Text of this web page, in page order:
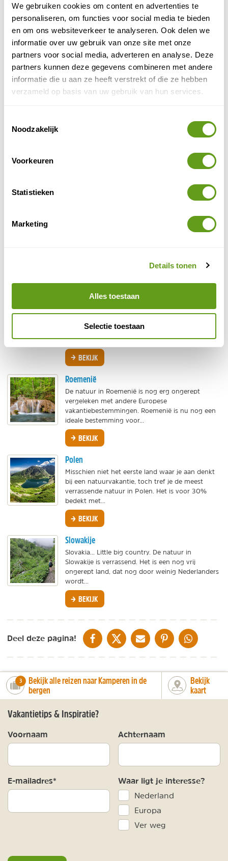
We gebruiken cookies om content en advertenties te
personaliseren, om functies voor social media te bieden
en om ons websiteverkeer te analyseren. Ook delen we
informatie over uw gebruik van onze site met onze
partners voor social media, adverteren en analyse. Deze
partners kunnen deze gegevens combineren met andere
informatie die u aan ze heeft verstrekt of die ze hebben
verzameld op basis van uw gebruik van hun services.
Noodzakelijk
Voorkeuren
Statistieken
Marketing
Details tonen
Alles toestaan
Selectie toestaan
Op zoek naar een reis in de natuur in Marokko?
Het is een uniek vakantieland met vele mooie
plekjes, met woestijnen en verrassende gebergtes
BEKIJK
Verenigde Staten van Amerika
De natuur in de Verenigde Staten, een land van
extremen en contrasten, biedt een oneindig
Een natuurreis in Zuid-Afrika in het vooruitzicht?
de wereld biedt zo’n grote diversiteit aan...
Slovenië
Maak kennis met een verborgen parel in Europa
bergachtig land met zeer mooie natuurgebieden,
prachtige...
BEKIJK
Roemenië
De natuur in Roemenië is nog erg ongerept
vergeleken met andere Europese
vakantiebestemmingen. Roemenië is nu nog een
ideale bestemming voor...
BEKIJK
Polen
Misschien niet het eerste land waar je aan denkt
bij een natuurvakantie, toch tref je de meest
verrassende natuur in Polen. Het is voor 30%
bedekt met...
BEKIJK
Slowakije
Slovakia... Little big country. De natuur in
Slowakije is verrassend. Het is een nog vrij
ongerept land, dat nog door weinig Nederlanders
wordt...
BEKIJK
Deel deze pagina! DELEN OP FACEBOOK
DELEN OP XDELEN VIA DE MAIL
DELEN OP PINTEREST
DELEN OP
number_of_trips:
3
Bekijk alle reizen naar Kamperen in de
bergen
Bekijk
kaart
Vakantietips & Inspiratie?
Voornaam Achternaam
E-mailadres* Waar ligt je interesse?
Nederland
Europa
Ver weg